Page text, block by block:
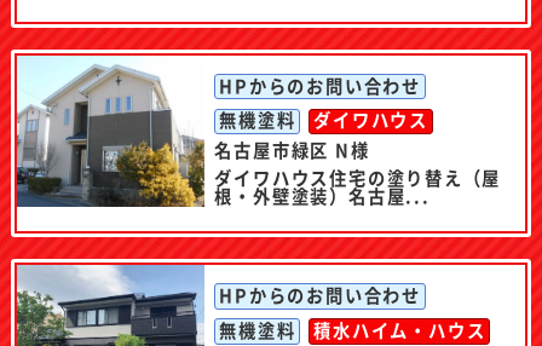
HPからのお問い合わせ
無機塗料
ダイワハウス
名古屋市緑区 N様
ダイワハウス住宅の塗り替え（屋
根・外壁塗装）名古屋...
HPからのお問い合わせ
無機塗料
積水ハイム・ハウス